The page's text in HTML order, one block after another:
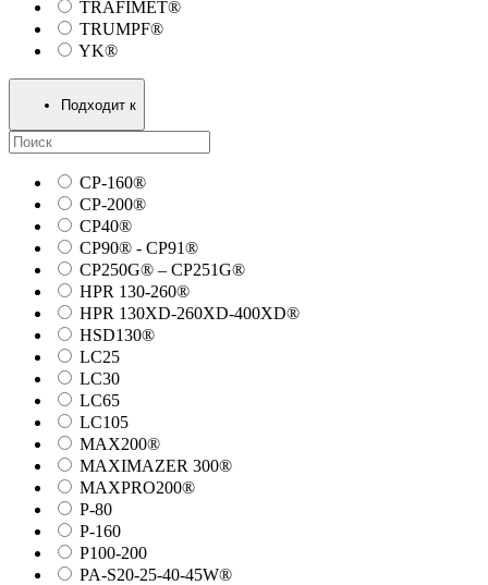
TRAFIMET®
TRUMPF®
YK®
Подходит к
CP-160®
CP-200®
CP40®
CP90® - СP91®
CP250G® – CP251G®
HPR 130-260®
HPR 130XD-260XD-400XD®
HSD130®
LC25
LC30
LC65
LC105
MAX200®
MAXIMAZER 300®
MAXPRO200®
P-80
P-160
P100-200
PA-S20-25-40-45W®